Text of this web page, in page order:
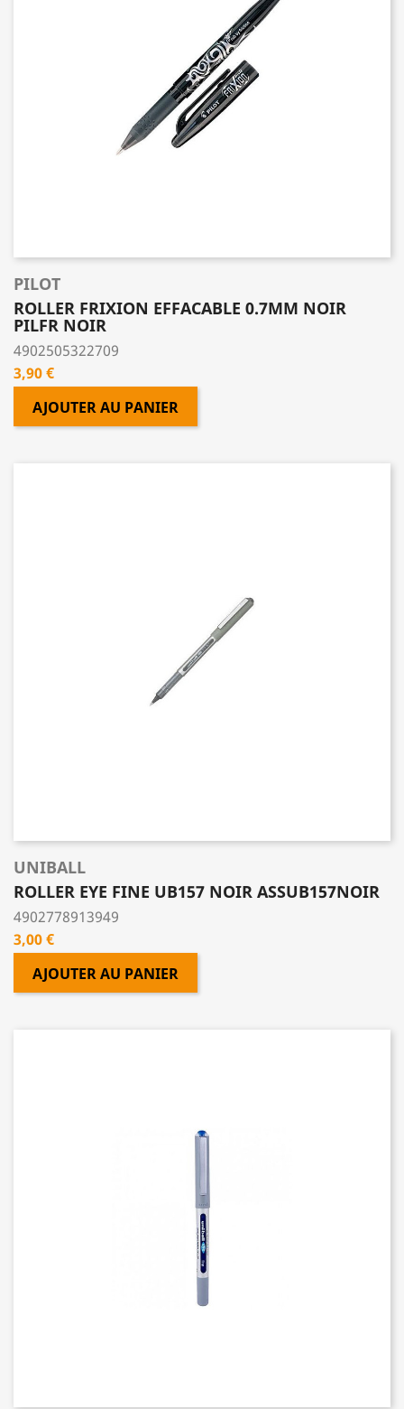
PILOT
ROLLER FRIXION EFFACABLE 0.7MM NOIR
PILFR NOIR
4902505322709
Prix
3,90 €
AJOUTER AU PANIER
UNIBALL
ROLLER EYE FINE UB157 NOIR ASSUB157NOIR
4902778913949
Prix
3,00 €
AJOUTER AU PANIER